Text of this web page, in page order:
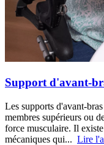
Support d'avant-
Les supports d'avant-
membres supérieurs ou
force musculaire. Il
mécaniques qui... Lire